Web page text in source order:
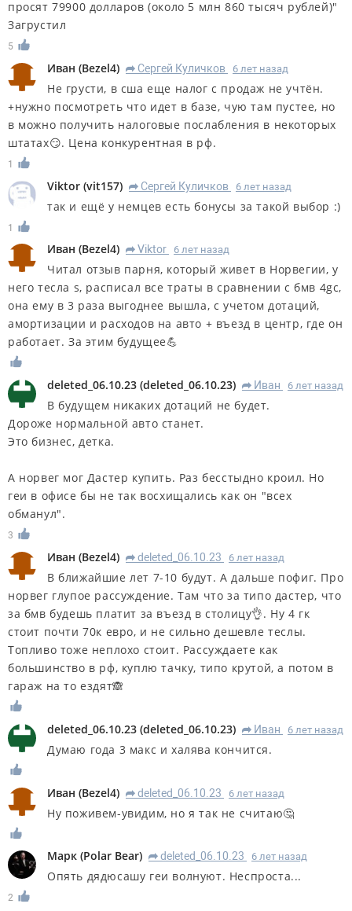
просят 79900 долларов (около 5 млн 860 тысяч рублей)"
Загрустил
5
Иван (Bezel4) R Сергей Куличков 6 лет назад
Не грусти, в сша еще налог с продаж не учтён.
+нужно посмотреть что идет в базе, чую там пустее, но
в можно получить налоговые послабления в некоторых
штатах😏. Цена конкурентная в рф.
1
Viktor (vit157) R Сергей Куличков 6 лет назад
так и ещё у немцев есть бонусы за такой выбор :)
1
Иван (Bezel4) R Viktor 6 лет назад
Читал отзыв парня, который живет в Норвегии, у
него тесла s, расписал все траты в сравнении с бмв 4gc,
она ему в 3 раза выгоднее вышла, с учетом дотаций,
амортизации и расходов на авто + въезд в центр, где он
работает. За этим будущее💪
deleted_06.10.23 (deleted_06.10.23) R Иван 6 лет назад
В будущем никаких дотаций не будет.
Дороже нормальной авто станет.
Это бизнес, детка.
А норвег мог Дастер купить. Раз бесстыдно кроил. Но
геи в офисе бы не так восхищались как он "всех
обманул".
3
Иван (Bezel4) R deleted_06.10.23 6 лет назад
В ближайшие лет 7-10 будут. А дальше пофиг. Про
норвег глупое рассуждение. Там что за типо дастер, что
за бмв будешь платит за въезд в столицу👌. Ну 4 гк
стоит почти 70к евро, и не сильно дешевле теслы.
Топливо тоже неплохо стоит. Рассуждаете как
большинство в рф, куплю тачку, типо крутой, а потом в
гараж на то ездят🙈
deleted_06.10.23 (deleted_06.10.23) R Иван 6 лет назад
Думаю года 3 макс и халява кончится.
Иван (Bezel4) R deleted_06.10.23 6 лет назад
Ну поживем-увидим, но я так не считаю🤔
Марк (Polar Bear) R deleted_06.10.23 6 лет назад
Опять дядюсашу геи волнуют. Неспроста...
2